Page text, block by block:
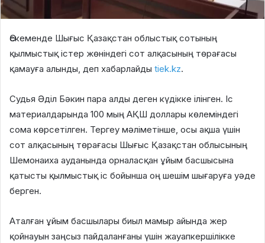
Өскеменде Шығыс Қазақстан облыстық сотының
қылмыстық істер жөніндегі сот алқасының төрағасы
қамауға алынды, деп хабарлайды tiek.kz.
Судья Әділ Бәкин пара алды деген күдікке ілінген. Іс
материалдарында 100 мың АҚШ доллары көлеміндегі
сома көрсетілген. Тергеу мәліметінше, осы ақша үшін
сот алқасының төрағасы Шығыс Қазақстан облысының
Шемонаиха ауданында орналасқан ұйым басшысына
қатысты қылмыстық іс бойынша оң шешім шығаруға уәде
берген.
Аталған ұйым басшылары биыл мамыр айында жер
қойнауын заңсыз пайдаланғаны үшін жауапкершілікке